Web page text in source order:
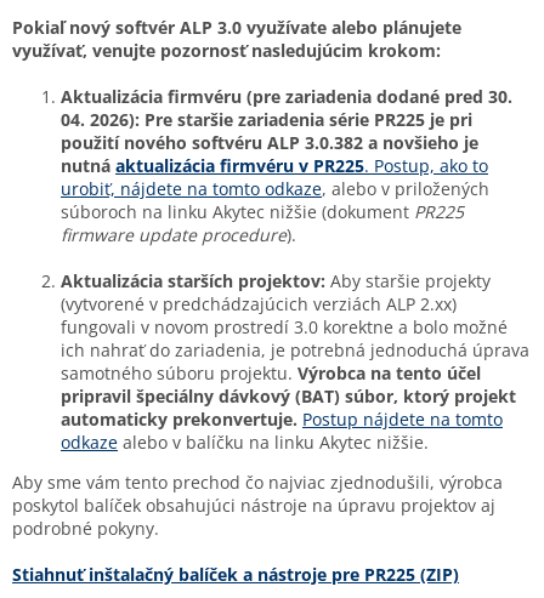
Pokiaľ nový softvér ALP 3.0 využívate alebo plánujete
využívať, venujte pozornosť nasledujúcim krokom:
Aktualizácia firmvéru (pre zariadenia dodané pred 30.
04. 2026): Pre staršie zariadenia série PR225 je pri
použití nového softvéru ALP 3.0.382 a novšieho je
nutná aktualizácia firmvéru v PR225. Postup, ako to
urobiť, nájdete na tomto odkaze, alebo v priložených
súboroch na linku Akytec nižšie (dokument PR225
firmware update procedure).
Aktualizácia starších projektov: Aby staršie projekty
(vytvorené v predchádzajúcich verziách ALP 2.xx)
fungovali v novom prostredí 3.0 korektne a bolo možné
ich nahrať do zariadenia, je potrebná jednoduchá úprava
samotného súboru projektu. Výrobca na tento účel
pripravil špeciálny dávkový (BAT) súbor, ktorý projekt
automaticky prekonvertuje. Postup nájdete na tomto
odkaze alebo v balíčku na linku Akytec nižšie.
Aby sme vám tento prechod čo najviac zjednodušili, výrobca
poskytol balíček obsahujúci nástroje na úpravu projektov aj
podrobné pokyny.
Stiahnuť inštalačný balíček a nástroje pre PR225 (ZIP)